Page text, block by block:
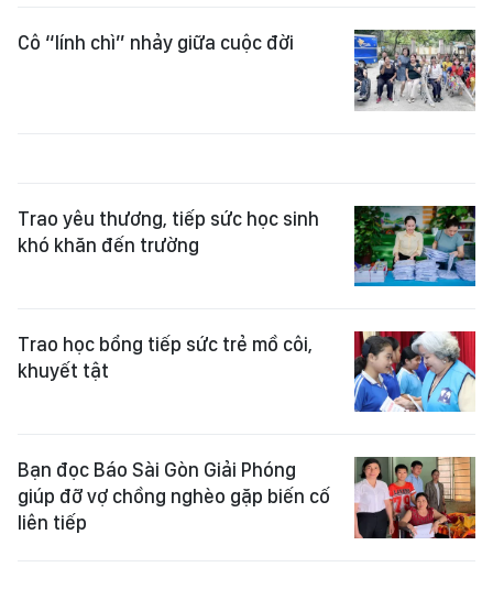
Cô “lính chì” nhảy giữa cuộc đời
Trao yêu thương, tiếp sức học sinh
khó khăn đến trường
Trao học bổng tiếp sức trẻ mồ côi,
khuyết tật
Bạn đọc Báo Sài Gòn Giải Phóng
giúp đỡ vợ chồng nghèo gặp biến cố
liên tiếp